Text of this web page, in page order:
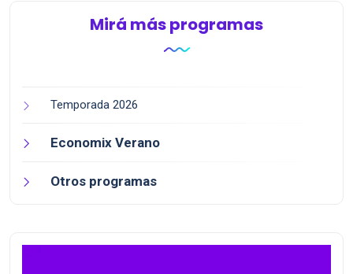
Mirá más programas
Temporada 2026
Economix Verano
Otros programas